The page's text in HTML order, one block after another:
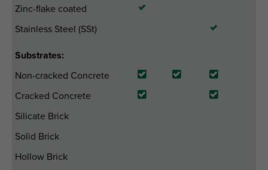
Zinc-flake coated
Stainless Steel (SSt)
Substrates:
Non-cracked Concrete
Cracked Concrete
Silicate Brick
Solid Brick
Hollow Brick